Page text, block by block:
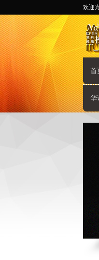
欢迎
首
华